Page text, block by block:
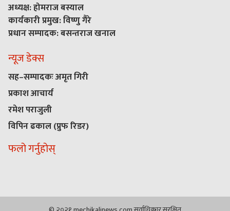
अध्यक्ष: होमराज बस्याल
कार्यकारी प्रमुख: विष्णु गैरे
प्रधान सम्पादक: बसन्तराज खनाल
न्यूज डेक्स
सह–सम्पादकः अमृत गिरी
प्रकाश आचार्य
रमेश पराजुली
विपिन ढकाल (प्रुफ रिडर)
फलो गर्नुहोस्